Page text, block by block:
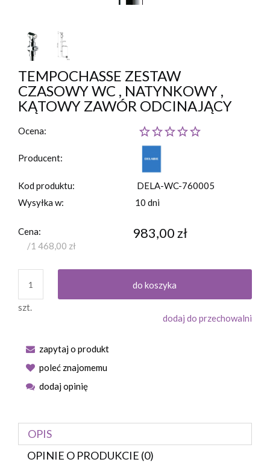
TEMPOCHASSE ZESTAW
CZASOWY WC , NATYNKOWY ,
KĄTOWY ZAWÓR ODCINAJĄCY
Ocena:
Producent:
Kod produktu:
DELA-WC-760005
Wysyłka w:
10 dni
Cena: 983,00 zł
1 468,00 zł
szt.
do koszyka
dodaj do przechowalni
zapytaj o produkt
poleć znajomemu
dodaj opinię
OPIS
OPINIE O PRODUKCIE (0)